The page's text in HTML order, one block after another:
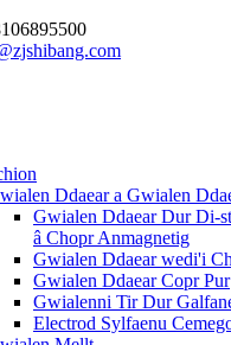
Ddaear a Gwialen
Gwialen Ddaear Dur Di-
â Chopr Anmagnetig
Gwialen Ddaear wedi'i
Gwialen Ddaear Copr Pur
Gwialenni Tir Dur
Electrod Sylfaenu